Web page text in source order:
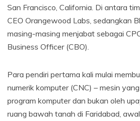
San Francisco, California. Di antara
CEO Orangewood Labs, sedangkan
masing-masing menjabat sebagai
Business Officer (CBO).
Para pendiri pertama kali mulai
numerik komputer (CNC) – mesin
program komputer dan bukan oleh
ruang bawah tanah di Faridabad,